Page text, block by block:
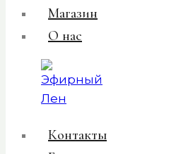
Магазин
О нас
Контакты